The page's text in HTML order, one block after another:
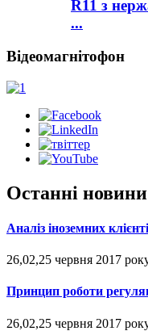
R11 з
...
Відеомагнітофон
Останні новини
Аналіз іноземних
26,02,25 червня 2017
Принцип роботи
26,02,25 червня 2017